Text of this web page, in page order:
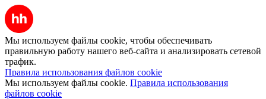
Мы используем файлы cookie, чтобы обеспечивать
правильную работу нашего веб-сайта и анализировать сетевой
трафик.
Правила использования файлов cookie
Мы используем файлы cookie. Правила использования
файлов cookie